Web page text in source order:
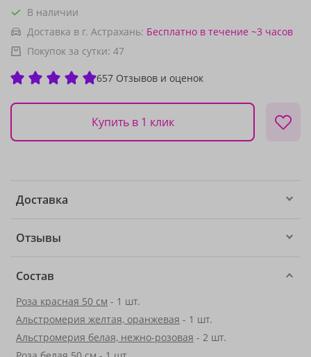
В наличии
Доставка в г. Астрахань: Бесплатно в течение ~3 часов
Покупок за сутки: 47
657 Отзывов и оценок
Купить в 1 клик
Доставка
Отзывы
Состав
Роза красная 50 см - 1 шт.
Альстромерия желтая, оранжевая - 1 шт.
Альстромерия белая, нежно-розовая - 2 шт.